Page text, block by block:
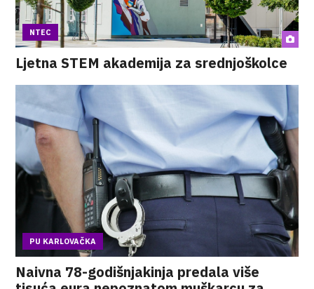
NTEC
Ljetna STEM akademija za srednjoškolce
PU KARLOVAČKA
Naivna 78-godišnjakinja predala više